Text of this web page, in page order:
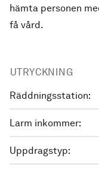
hämta personen
få vård.
UTRYCKNING
Räddningsstation:
Larm inkommer:
Uppdragstyp: